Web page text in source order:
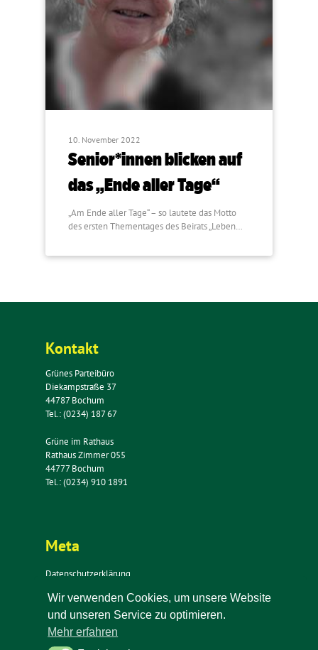
10. November 2022
Senior*innen blicken auf
das „Ende aller Tage“
„Am Ende aller Tage“ – so lautete das Motto
des ersten Thementages des Beirats „Leben…
Kontakt
Grünes Parteibüro
Diekampstraße 37
44787 Bochum
Tel.: (0234) 187 67
Grüne im Rathaus
Rathaus Zimmer 055
44777 Bochum
Tel.: (0234) 910 1891
Meta
Datenschutzerklärung
Impressum
Kontakt
Newsletter
Wir verwenden Cookies, um unsere Website
und unseren Service zu optimieren.
Mehr erfahren